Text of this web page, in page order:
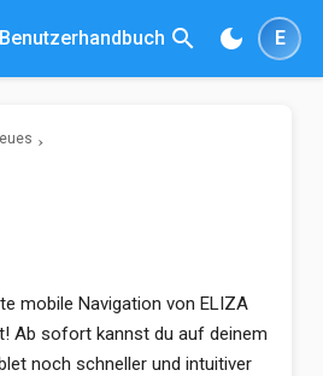
search dark_mode E
mobile Navigation von ELIZA
Ab sofort kannst du auf deinem
noch schneller und intuitiver